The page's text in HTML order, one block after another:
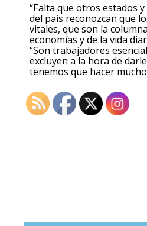
“Falta que otros estados
del país reconozcan que
vitales, que son la
economías y de la vida
“Son trabajadores
excluyen a la hora de
tenemos que hacer